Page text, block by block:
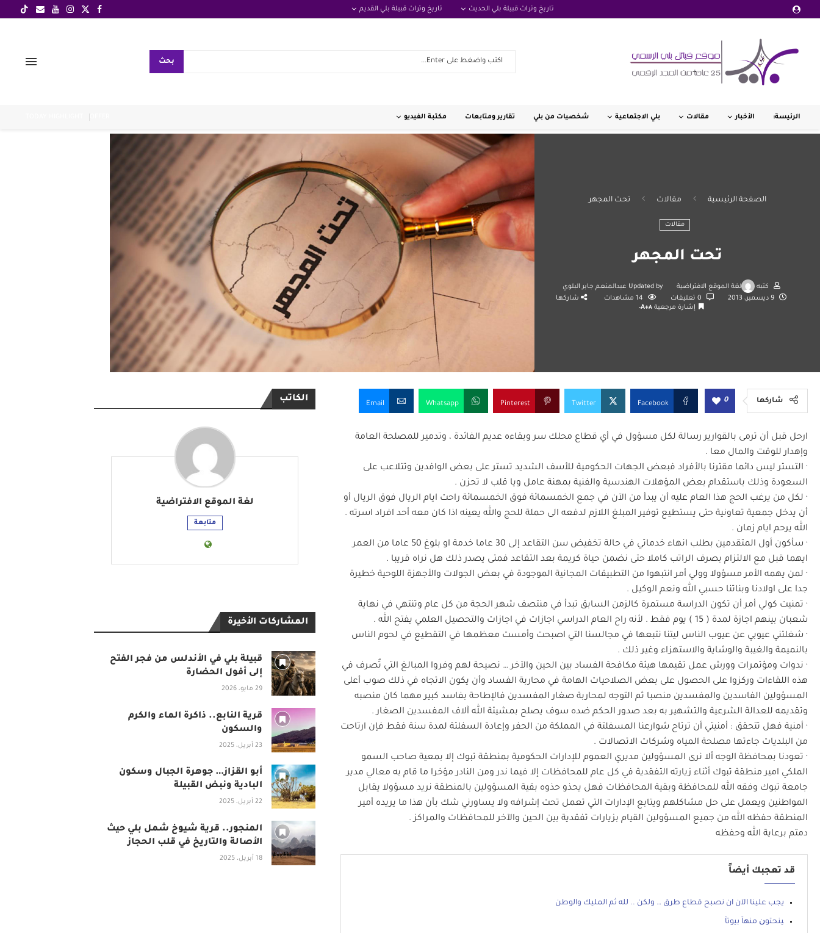
تاريخ وتراث قبيلة بلي الحديث تاريخ وتراث قبيلة بلي القديم
بحث
الرئيسة: الأخبار مقالات بلي الاجتماعية شخصيات من بلي تقارير ومتابعات مكتبة الفيديو
الصفحة الرئيسية مقالات تحت المجهر
مقالات
تحت المجهر
كتبه لغة الموقع الافتراضية Updated by عبدالمنعم جابر البلوي
9 ديسمبر، 2013
14 مشاهدات
شاركها
إشارة مرجعية
A+A-
شاركها 0
Facebook
Twitter
Pinterest
Whatsapp
Email
ارحل قبل أن ترمى بالقوارير رسالة لكل مسؤول في أي قطاع محلك سر وبقاءه عديم الفائدة ، وتدمير للمصلحة العامة
وإهدار للوقت والمال معا .
· التستر ليس دائما مقترنا بالأفراد فبعض الجهات الحكومية للأسف الشديد تستر على بعض الوافدين وتتلاعب على
السعودة وذلك باستقدام بعض المؤهلات الهندسية والفنية بمهنة عامل ويا قلب لا تحزن .
· لكل من يرغب الحج هذا العام عليه أن يبدأ من الآن في جمع الخمسمائة فوق الخمسمائة راحت ايام الريال فوق الريال أو
أن يدخل جمعية تعاونية حتى يستطيع توفير المبلغ اللازم لدفعه الى حملة للحج والله يعينه اذا كان معه أحد افراد اسرته .
الله يرحم ايام زمان .
· سأكون أول المتقدمين بطلب انهاء خدماتي في حالة تخفيض سن التقاعد إلى 30 عاما خدمة او بلوغ 50 عاما من العمر
ايهما قبل مع الالتزام بصرف الراتب كاملا حتى نضمن حياة كريمة بعد التقاعد فمتى يصدر ذلك هل نراه قريبا .
· لمن يهمه الأمر مسؤولا وولي أمر انتبهوا من التطبيقات المجانية الموجودة في بعض الجولات والأجهزة اللوحية خطيرة
جدا على اولادنا وبناتنا حسبي الله ونعم الوكيل .
· تمنيت كولي أمر أن تكون الدراسة مستمرة كالزمن السابق تبدأ في منتصف شهر الحجة من كل عام وتنتهي في نهاية
شعبان بينهم اجازة لمدة ( 15 ) يوم فقط . لأنه راح العام الدراسي اجازات في اجازات والتحصيل العلمي يفتح الله .
· شغلتني عيوبي عن عيوب الناس ليتنا نتبعها في مجالسنا التي اصبحت وأمست معظمها في التقطيع في لحوم الناس
بالنميمة والغيبة والوشاية والاستهزاء وغير ذلك .
· ندوات ومؤتمرات وورش عمل تقيمها هيئة مكافحة الفساد بين الحين والآخر … نصيحة لهم وفروا المبالغ التي تٌصرف في
هذه اللقاءات وركزوا على الحصول على بعض الصلاحيات الهامة في محاربة الفساد وأن يكون الاتجاه في ذلك صوب أعلى
المسؤولين الفاسدين والمفسدين منصبا ثم التوجه لمحاربة صغار المفسدين فالإطاحة بفاسد كبير مهما كان منصبه
وتقديمه للعدالة الشرعية والتشهير به بعد صدور الحكم ضده سوف يصلح بمشيئة الله آلاف المفسدين الصغار .
· أمنية فهل تتحقق : أمنيتي أن ترتاح شوارعنا المسفلتة في المملكة من الحفر وإعادة السفلتة لمدة سنة فقط فإن ارتاحت
من البلديات جاءتها مصلحة المياه وشركات الاتصالات .
· تعودنا بمحافظة الوجه ألا نرى المسؤولين مديري العموم للإدارات الحكومية بمنطقة تبوك إلا بمعية صاحب السمو
الملكي امير منطقة تبوك أثناء زيارته التفقدية في كل عام للمحافظات إلا فيما ندر ومن النادر مؤخرا ما قام به معالي مدير
جامعة تبوك وفقه الله للمحافظة وبقية المحافظات فهل يحذو حذوه بقية المسؤولين بالمنطقة نريد مسؤولا يقابل
المواطنين ويعمل على حل مشاكلهم ويتابع الإدارات التي تعمل تحت إشرافه ولا يساورني شك بأن هذا ما يريده أمير
المنطقة حفظه الله من جميع المسؤولين القيام بزيارات تفقدية بين الحين والآخر للمحافظات والمراكز .
دمتم برعاية الله وحفظه
قد تعجبك أيضاً
يجب علينا الآن ان نصبح قطاع طرق … ولكن .. لله ثم المليك والوطن
ﻴﻨﺤﺘﻮﻥ ﻣﻨﻬﺂ ﺑﻴﻮﺗﺂ
الكاتب
لغة الموقع الافتراضية
متابعة
المشاركات الأخيرة
قبيلة بلي في الأندلس من فجر الفتح
إلى أفول الحضارة
29 مايو، 2026
قرية النابع.. ذاكرة الماء والكرم
والسكون
23 أبريل، 2025
أبو القزاز… جوهرة الجبال وسكون
البادية ونبض القبيلة
22 أبريل، 2025
المنجور.. قرية شيوخ شمل بلي حيث
الأصالة والتاريخ في قلب الحجاز
18 أبريل، 2025